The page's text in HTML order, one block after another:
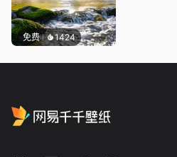
免费 1424